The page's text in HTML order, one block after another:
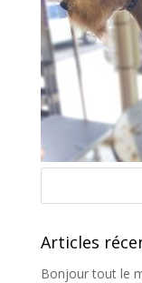
Articles
Bonjour tout le